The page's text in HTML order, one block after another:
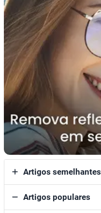
Artigos semelhantes
Artigos populares